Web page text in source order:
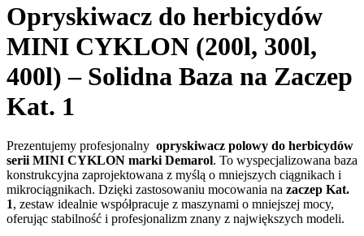
Opryskiwacz do herbicydów
MINI CYKLON (200l, 300l,
400l) – Solidna Baza na Zaczep
Kat. 1
Prezentujemy profesjonalny opryskiwacz polowy do herbicydów
serii MINI CYKLON marki Demarol. To wyspecjalizowana baza
konstrukcyjna zaprojektowana z myślą o mniejszych ciągnikach i
mikrociągnikach. Dzięki zastosowaniu mocowania na zaczep Kat.
1, zestaw idealnie współpracuje z maszynami o mniejszej mocy,
oferując stabilność i profesjonalizm znany z największych modeli.